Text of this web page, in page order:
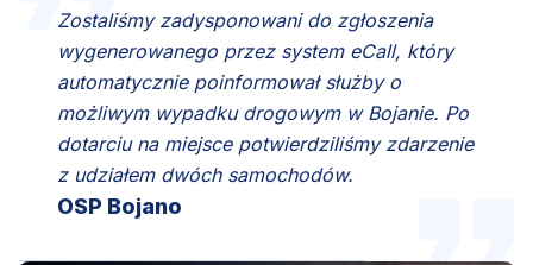
Zostaliśmy zadysponowani do zgłoszenia
wygenerowanego przez system eCall, który
automatycznie poinformował służby o
możliwym wypadku drogowym w Bojanie. Po
dotarciu na miejsce potwierdziliśmy zdarzenie
z udziałem dwóch samochodów.
OSP Bojano